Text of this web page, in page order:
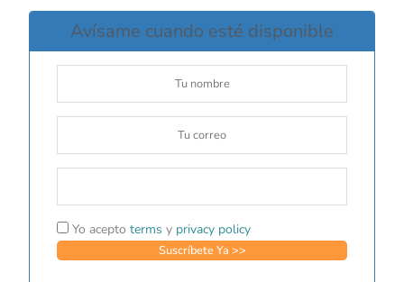
Avísame cuando esté disponible
Yo acepto terms y privacy policy